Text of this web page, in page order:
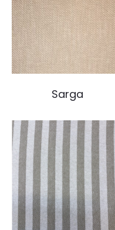
Sarga